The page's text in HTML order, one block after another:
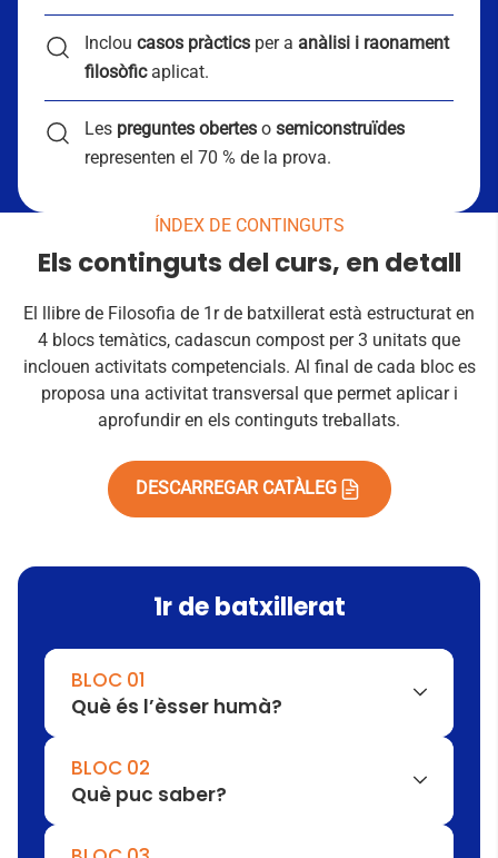
Inclou casos pràctics per a anàlisi i raonament
filosòficaplicat.
Les preguntes obertes o semiconstruïdes
representen el 70 % de la prova.
ÍNDEX DE CONTINGUTS
Els continguts del curs, en detall
El llibre de Filosofia de 1r de batxillerat està estructurat en
4 blocs temàtics, cadascun compost per 3 unitats que
inclouen activitats competencials. Al final de cada bloc es
proposa una activitat transversal que permet aplicar i
aprofundir en els continguts treballats.
DESCARREGAR CATÀLEG
1r de batxillerat
BLOC 01
Què és l’èsser humà?
La pregunta sobre l’ésser humà
BLOC 02
Què puc saber?